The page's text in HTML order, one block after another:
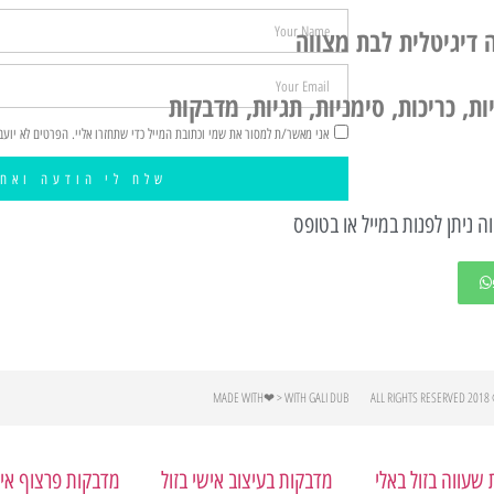
דיגיטלית לבת מצווה
כריכות, סימניות, תגיות, מדבקות
ניתן לפנות במייל או בטופס
אני מאשר/ת למסור את שמי וכתובת המייל כדי שתחזרו אליי. הפרטים לא
שלח לי הודעה
©
MADE WITH❤ > WITH GALI DUB
בזול באלי מדבקות בעיצוב אישי בזול מדבקות פרצוף